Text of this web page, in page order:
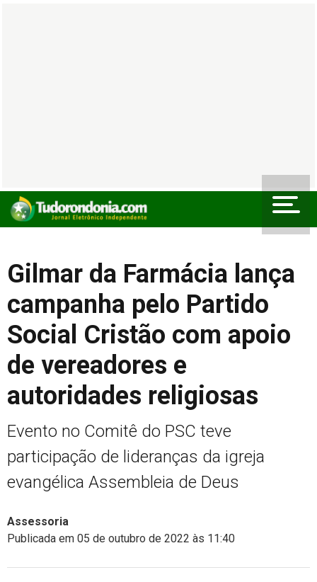
Gilmar da Farmácia lança
campanha pelo Partido
Social Cristão com apoio
de vereadores e
autoridades religiosas
Evento no Comitê do PSC teve
participação de lideranças da igreja
evangélica Assembleia de Deus
Assessoria
Publicada em 05 de outubro de 2022 às 11:40